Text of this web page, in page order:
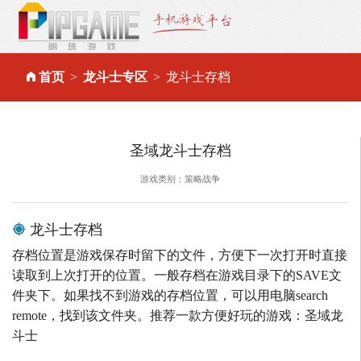
首页 龙斗士专区 龙斗士存档
圣域龙斗士存档
游戏类别：策略战争
龙斗士存档
存档位置是游戏保存时留下的文件，方便下一次打开时直接
读取到上次打开的位置。一般存档在游戏目录下的SAVE文
件夹下。如果找不到游戏的存档位置，可以用电脑search
remote，找到该文件夹。推荐一款方便好玩的游戏：圣域龙
斗士